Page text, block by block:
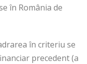
în România de
în criteriu se
precedent (a